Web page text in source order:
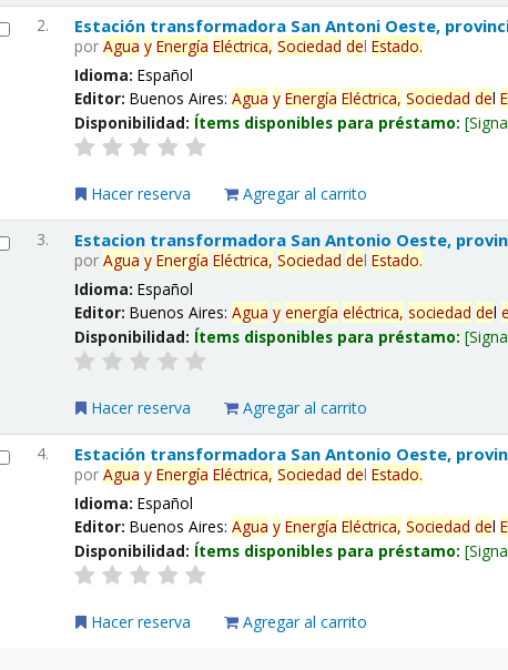
2. Estación transformadora San Antoni Oeste,
porAgua y Energía Eléctrica, Sociedad delEstado.
Idioma:Español
Editor:Buenos Aires:Agua y Energía Eléctrica, Sociedad del
Disponibilidad: Ítems disponibles para préstamo:
Hacer reserva Agregar al carrito
3. Estacion transformadora San Antonio Oeste,
porAgua y Energía Eléctrica, Sociedad delEstado.
Idioma:Español
Editor:Buenos Aires:Agua y energía eléctrica, sociedad del
Disponibilidad: Ítems disponibles para préstamo:
Hacer reserva Agregar al carrito
4. Estación transformadora San Antonio Oeste,
porAgua y Energía Eléctrica, Sociedad delEstado.
Idioma:Español
Editor:Buenos Aires:Agua y Energía Eléctrica, Sociedad del
Disponibilidad: Ítems disponibles para préstamo:
Hacer reserva Agregar al carrito